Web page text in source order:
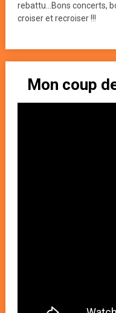
rebattu...Bons concerts,
croiser et recroiser !!!
Mon coup